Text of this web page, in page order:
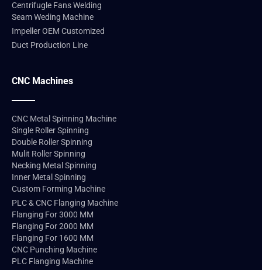
Centrifugle Fans Welding
Seam Weding Machine
Impeller OEM Customized
Duct Production Line
CNC Machines
CNC Metal Spinning Machine
Single Roller Spinning
Double Roller Spinning
Mulit Roller Spinning
Necking Metal Spinning
Inner Metal Spinning
Custom Forming Machine
PLC & CNC Flanging Machine
Flanging For 3000 MM
Flanging For 2000 MM
Flanging For 1600 MM
CNC Punching Machine
PLC Flanging Machine